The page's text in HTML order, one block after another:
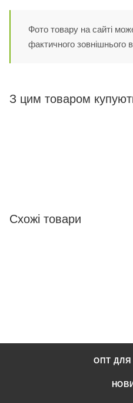
Фото товару на сайті
фактичного зовнішнього
З цим товаром
Схожі товари
ОПТ ДЛЯ